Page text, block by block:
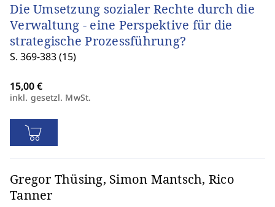
Die Umsetzung sozialer Rechte durch die
Verwaltung - eine Perspektive für die
strategische Prozessführung?
S. 369-383 (15)
inkl. gesetzl. MwSt.
Gregor Thüsing, Simon Mantsch, Rico
Tanner